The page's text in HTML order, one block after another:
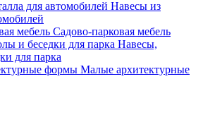
Навесы из
Садово-парковая мебель
Навесы,
для парка
Малые архитектурные